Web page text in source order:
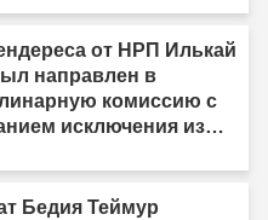
от НРП Илькай
направлен в
комиссию с
исключения из
Бедия Теймур